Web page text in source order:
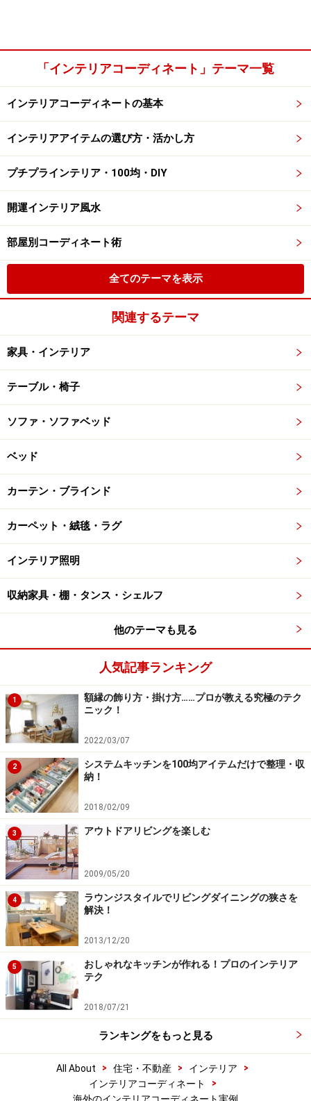
「インテリアコーディネート」テーマ一覧
インテリアコーディネートの基本
インテリアアイテムの選び方・活かし方
プチプラインテリア・100均・DIY
開運インテリア風水
部屋別コーディネート術
全てのテーマを表示
関連するテーマ
家具・インテリア
テーブル・椅子
ソファ・ソファベッド
ベッド
カーテン・ブラインド
カーペット・絨毯・ラグ
インテリア照明
収納家具・棚・タンス・シェルフ
他のテーマも見る
人気記事ランキング
1
額縁の飾り方・掛け方……プロが教える究極のテク
ニック！
2022/03/07
2
システムキッチンを100均アイテムだけで整理・収
納！
2018/02/09
3 アウトドアリビングを楽しむ
2009/05/20
4
ラウンジスタイルでリビングダイニングの狭さを
解決！
2013/12/20
5
おしゃれなキッチンが作れる！プロのインテリア
テク
2018/07/21
ランキングをもっと見る
All About > 住宅・不動産 > インテリア
>
インテリアコーディネート
>